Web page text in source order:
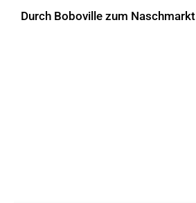
Durch Boboville zum Naschmarkt